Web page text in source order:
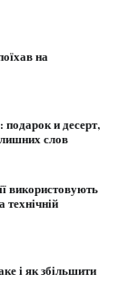
на
и десерт,
слов
використовують
технічній
і як збільшити